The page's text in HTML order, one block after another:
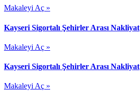
Makaleyi Aç »
Kayseri Sigortalı Şehirler Arası Nakliyat
Makaleyi Aç »
Kayseri Sigortalı Şehirler Arası Nakliyat
Makaleyi Aç »